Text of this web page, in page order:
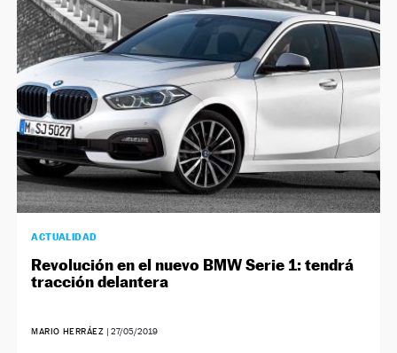
ACTUALIDAD
Revolución en el nuevo BMW Serie 1: tendrá
tracción delantera
MARIO HERRÁEZ | 27/05/2019